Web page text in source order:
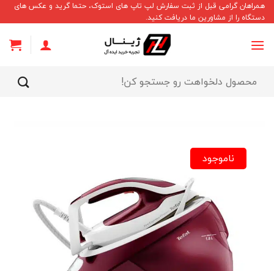
Skip
to
content
همراهان گرامی قبل از ثبت سفارش لپ تاپ های استوک، حتما گرید و عکس های
دستگاه را از مشاورین ما دریافت کنید.
برای:
ناموجود